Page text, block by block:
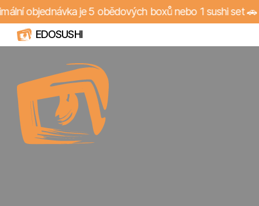
objednávka je 5 obědových boxů nebo 1 sushi set 🚗
EDOSUSHI